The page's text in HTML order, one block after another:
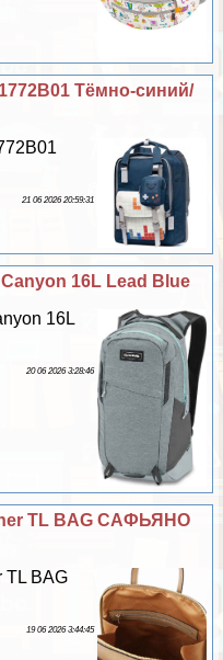
Тёмно-синий/
21 06 2026 20:59:31
16L Lead Blue
16L
20 06 2026 3:28:46
TL BAG САФЬЯНО
TL BAG
19 06 2026 3:44:45